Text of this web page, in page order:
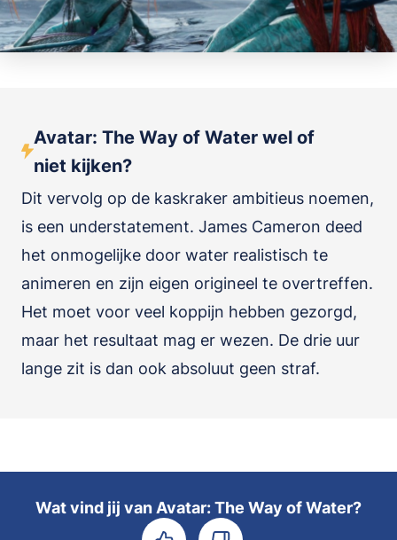
Avatar: The Way of Water wel of
niet kijken?
Dit vervolg op de kaskraker ambitieus noemen,
is een understatement. James Cameron deed
het onmogelijke door water realistisch te
animeren en zijn eigen origineel te overtreffen.
Het moet voor veel koppijn hebben gezorgd,
maar het resultaat mag er wezen. De drie uur
lange zit is dan ook absoluut geen straf.
Wat vind jij van Avatar: The Way of Water?